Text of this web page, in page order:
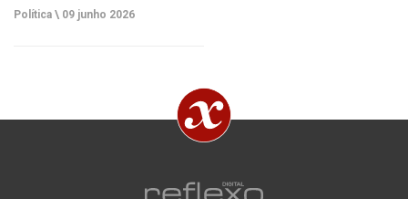
Política \ 09 junho 2026